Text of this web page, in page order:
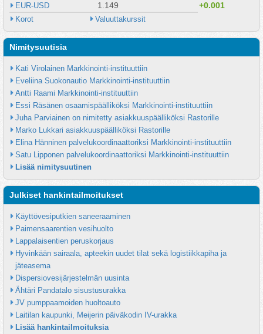
EUR-USD 1.149 +0.001
Korot Valuuttakurssit
Nimitysuutisia
Kati Virolainen Markkinointi-instituuttiin
Eveliina Suokonautio Markkinointi-instituuttiin
Antti Raami Markkinointi-instituuttiin
Essi Räsänen osaamispäälliköksi Markkinointi-instituuttiin
Juha Parviainen on nimitetty asiakkuuspäälliköksi Rastorille
Marko Lukkari asiakkuuspäälliköksi Rastorille
Elina Hänninen palvelukoordinaattoriksi Markkinointi-instituuttiin
Satu Lipponen palvelukoordinaattoriksi Markkinointi-instituuttiin
Lisää nimitysuutinen
Julkiset hankintailmoitukset
Käyttövesiputkien saneeraaminen
Paimensaarentien vesihuolto
Lappalaisentien peruskorjaus
Hyvinkään sairaala, apteekin uudet tilat sekä logistiikkapiha ja
jäteasema
Dispersiovesijärjestelmän uusinta
Ähtäri Pandatalo sisustusurakka
JV pumppaamoiden huoltoauto
Laitilan kaupunki, Meijerin päiväkodin IV-urakka
Lisää hankintailmoituksia